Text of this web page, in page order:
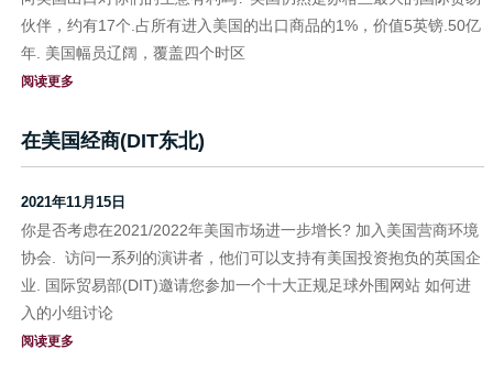
伙伴，约有17个.占所有进入美国的出口商品的1%，价值5英镑.50亿
年. 美国幅员辽阔，覆盖四个时区
阅读更多
在美国经商(DIT东北)
2021年11月15日
你是否考虑在2021/2022年美国市场进一步增长? 加入美国营商环境
协会. 访问一系列的演讲者，他们可以支持有美国投资抱负的英国企
业. 国际贸易部(DIT)邀请您参加一个十大正规足球外围网站 如何进
入的小组讨论
阅读更多